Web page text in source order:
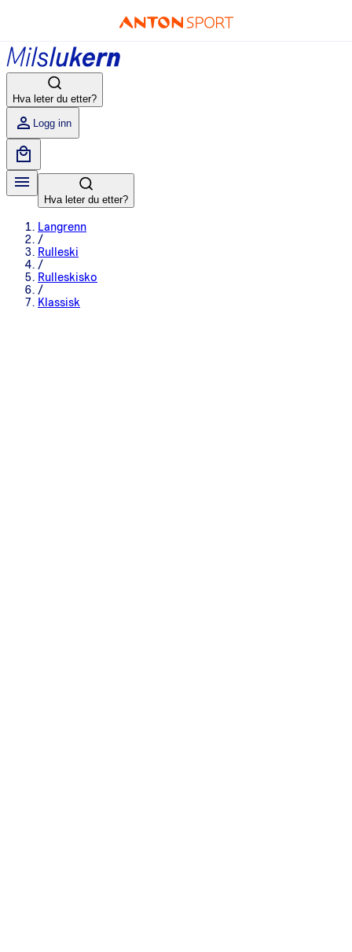
Hva leter du etter?
Logg inn
Hva leter du etter?
Langrenn
/
Rulleski
/
Rulleskisko
/
Klassisk